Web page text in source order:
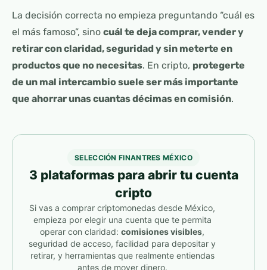
La decisión correcta no empieza preguntando “cuál es
el más famoso”, sino cuál te deja comprar, vender y
retirar con claridad, seguridad y sin meterte en
productos que no necesitas. En cripto, protegerte
de un mal intercambio suele ser más importante
que ahorrar unas cuantas décimas en comisión.
SELECCIÓN FINANTRES MÉXICO
3 plataformas para abrir tu cuenta
cripto
Si vas a comprar criptomonedas desde México,
empieza por elegir una cuenta que te permita
operar con claridad: comisiones visibles,
seguridad de acceso, facilidad para depositar y
retirar, y herramientas que realmente entiendas
antes de mover dinero.